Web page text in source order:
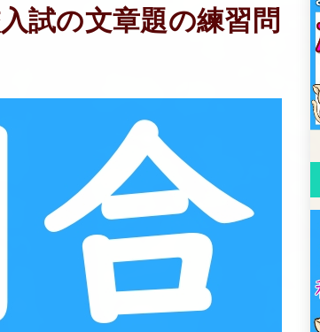
試の文章題の練習問